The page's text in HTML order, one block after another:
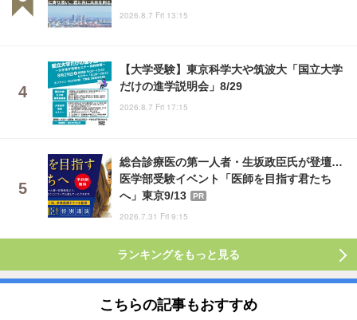
2026.8.7 Fri 13:15
【大学受験】東京科学大や筑波大「国立大学
だけの進学説明会」8/29
2026.8.7 Fri 17:15
総合診療医の第一人者・生坂政臣氏が登壇…
医学部受験イベント「医師を目指す君たち
へ」東京9/13
PR
2026.7.31 Fri 9:15
ランキングをもっと見る
こちらの記事もおすすめ